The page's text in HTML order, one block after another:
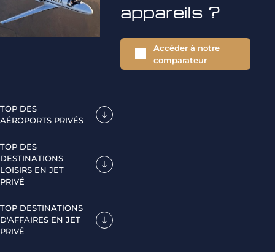
appareils ?
Accéder à notre
comparateur
TOP DES
AÉROPORTS PRIVÉS
TOP DES
DESTINATIONS
LOISIRS EN JET
PRIVÉ
TOP DESTINATIONS
D'AFFAIRES EN JET
PRIVÉ